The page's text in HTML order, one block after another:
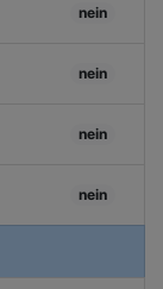
nein
nein
nein
nein